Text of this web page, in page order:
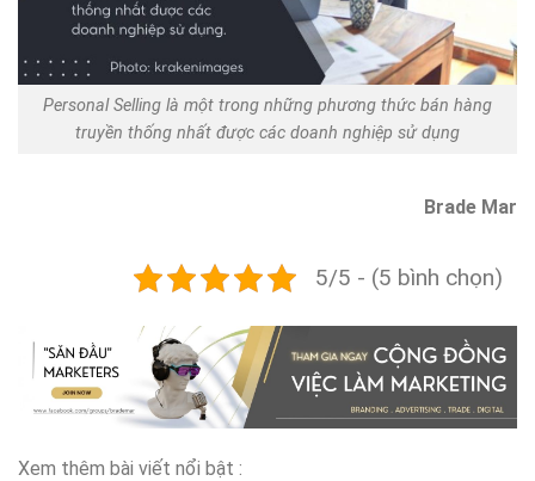
Personal Selling là một trong những phương thức bán hàng
truyền thống nhất được các doanh nghiệp sử dụng
Brade Mar
5/5 - (5 bình chọn)
Xem thêm bài viết nổi bật :